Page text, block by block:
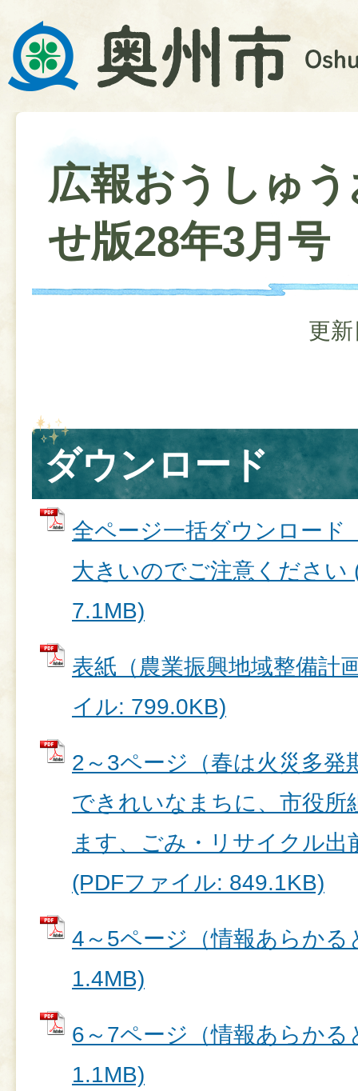
広報おうしゅ
せ版28年3月号
更
ダウンロード
全ページ一括ダウンロード
大きいのでご注意ください
7.1MB)
表紙（農業振興地域整備計
イル: 799.0KB)
2～3ページ（春は火災多発
できれいなまちに、市役所
ます、ごみ・リサイクル出
(PDFファイル: 849.1KB)
4～5ページ（情報あらかる
1.4MB)
6～7ページ（情報あらか
1.1MB)